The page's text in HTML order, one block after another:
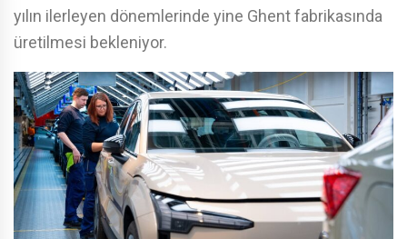
yılın ilerleyen dönemlerinde yine Ghent fabrikasında
üretilmesi bekleniyor.